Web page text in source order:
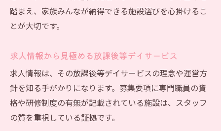
踏まえ、家族みんなが納得できる施設選びを心掛けるこ
とが大切です。
求人情報から見極める放課後等デイサービス
求人情報は、その放課後等デイサービスの理念や運営方
針を知る手がかりになります。募集要項に専門職員の資
格や研修制度の有無が記載されている施設は、スタッフ
の質を重視している証拠です。